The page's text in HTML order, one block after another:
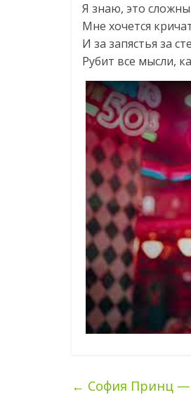
Я знаю, это
Мне хочется
И за запястья за
Рубит все мысли,
← София Принц —